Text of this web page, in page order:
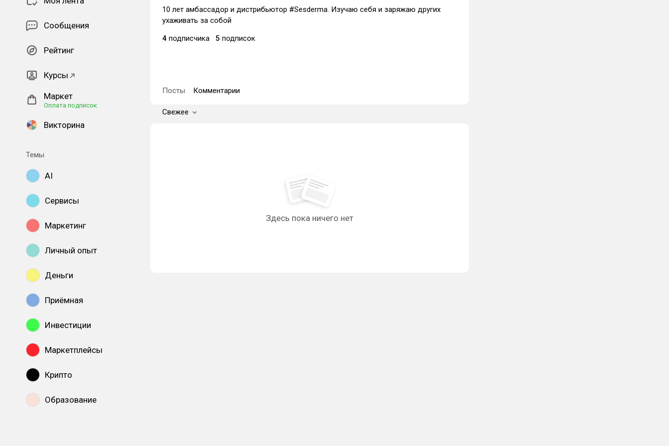
Сообщения
Рейтинг
Курсы
Маркет
Оплата подписок
Викторина
Темы
AI
Сервисы
Маркетинг
Личный опыт
Деньги
Приёмная
Инвестиции
Маркетплейсы
Крипто
Образование
10 лет амбассадор и дистрибьютор #Sesderma. Изучаю себя и заряжаю других
ухаживать за собой
4 подписчика 5 подписок
Посты Комментарии
Свежее
Здесь пока ничего нет